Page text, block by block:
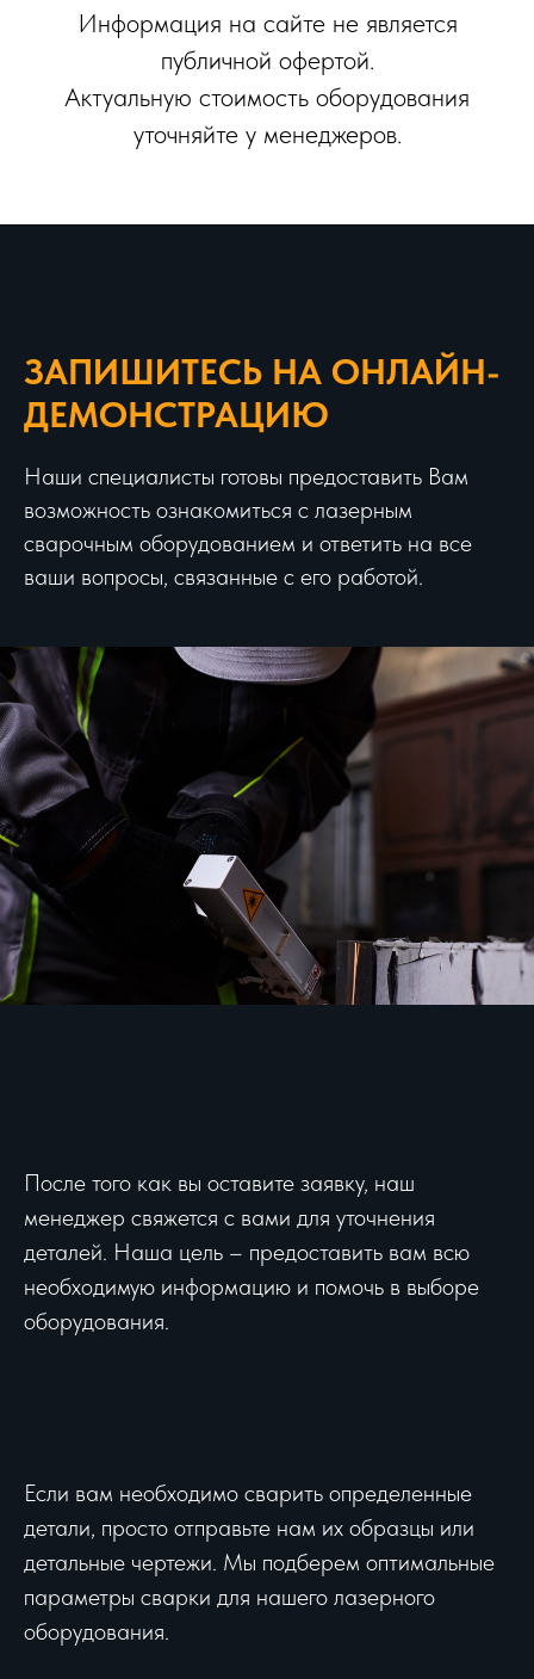
Информация на сайте не является
публичной офертой.
Актуальную стоимость оборудования
уточняйте у менеджеров.
ЗАПИШИТЕСЬ НА ОНЛАЙН-
ДЕМОНСТРАЦИЮ
Наши специалисты готовы предоставить Вам
возможность ознакомиться с лазерным
сварочным оборудованием и ответить на все
ваши вопросы, связанные с его работой.
После того как вы оставите заявку, наш
менеджер свяжется с вами для уточнения
деталей. Наша цель – предоставить вам всю
необходимую информацию и помочь в выборе
оборудования.
Если вам необходимо сварить определенные
детали, просто отправьте нам их образцы или
детальные чертежи. Мы подберем оптимальные
параметры сварки для нашего лазерного
оборудования.